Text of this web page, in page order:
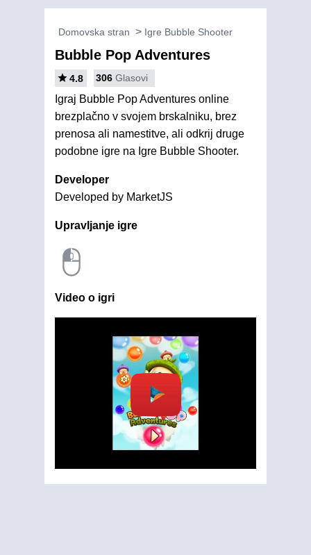
Domovska stran Igre Bubble Shooter
Bubble Pop Adventures
4.8 306 Glasovi
Igraj Bubble Pop Adventures online
brezplačno v svojem brskalniku, brez
prenosa ali namestitve, ali odkrij druge
podobne igre na Igre Bubble Shooter.
Developer
Developed by MarketJS
Upravljanje igre
Video o igri